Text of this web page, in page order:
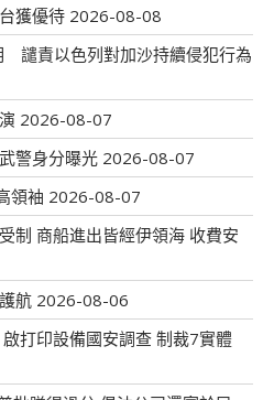
獲優待 2026-08-08
譴責以色列對加沙持續侵犯行為
2026-08-07
警身分曝光 2026-08-07
領袖 2026-08-07
制 商船進出皆經伊領海 收費安
航 2026-08-06
打印設備國安調查 制裁7實體